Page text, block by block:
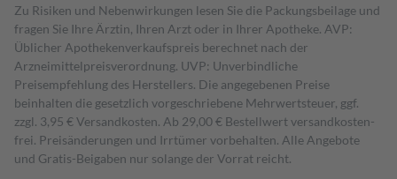
Zu Risiken und Nebenwirkungen lesen Sie die Packungsbeilage und
fragen Sie Ihre Ärztin, Ihren Arzt oder in Ihrer Apotheke. AVP:
Üblicher Apothekenverkaufspreis berechnet nach der
Arzneimittelpreisverordnung. UVP: Unverbindliche
Preisempfehlung des Herstellers. Die angegebenen Preise
beinhalten die gesetzlich vorgeschriebene Mehrwertsteuer, ggf.
zzgl. 3,95 € Versandkosten. Ab 29,00 € Bestell­wert versand­kosten­
frei. Preisänderungen und Irrtümer vorbehalten. Alle Angebote
und Gratis-Beigaben nur solange der Vorrat reicht.